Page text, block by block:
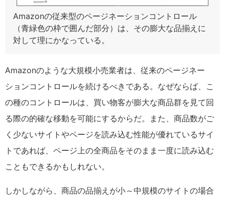
Amazonの従来型のページネーションコントロール
（青緑色の枠で囲んだ部分）は、その膨大な品揃えに
対して理にかなっている。
Amazonのような大規模小売業者は、従来のページネー
ションコントロールを続けるべきである。なぜならば、こ
の種のコントロールは、買い物客が膨大な商品群を見て回
る際の的確な移動を可能にするからだ。また、商品数がご
く少ないサイトやページを読み込む性能が優れているサイ
トであれば、ページ上の全商品をそのまま一度に読み込む
こともできるかもしれない。
しかしながら、商品の品揃えが小～中規模のサイトの場合